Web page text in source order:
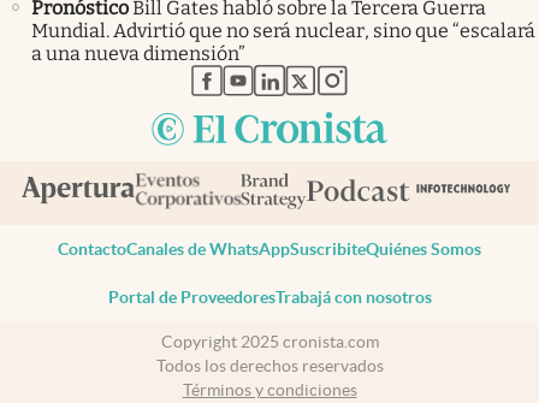
PronósticoBill Gates habló sobre la Tercera Guerra
Mundial. Advirtió que no será nuclear, sino que “escalará
a una nueva dimensión”
abre en nueva pestaña
abre en nueva pestaña
abre en nueva pestaña
abre en nueva pestaña
abre en nueva pestaña
ContactoCanales de WhatsAppSuscribiteQuiénes Somos
Portal de ProveedoresTrabajá con nosotros
Copyright 2025 cronista.com
Todos los derechos reservados
Términos y condiciones